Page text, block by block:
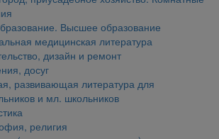
Высшее образование
медицинская литература
дизайн и ремонт
досуг
развивающая литература для
и мл. школьников
религия